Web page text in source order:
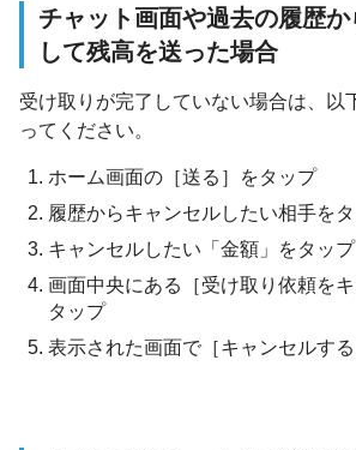
チャット画面や過去の履歴
して残高を送った場合
受け取りが完了していない場合は、以
ってください。
ホーム画面の［送る］をタップ
履歴からキャンセルしたい相手を
キャンセルしたい「金額」をタップ
画面中央にある［受け取り依頼を
タップ
表示された画面で［キャンセルす